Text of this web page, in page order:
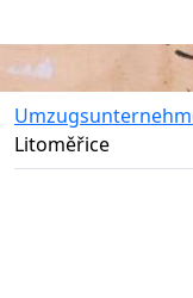
Litoměřice